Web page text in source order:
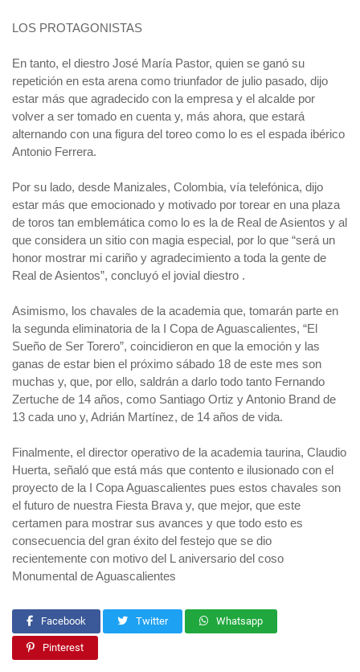
LOS PROTAGONISTAS
En tanto, el diestro José María Pastor, quien se ganó su
repetición en esta arena como triunfador de julio pasado, dijo
estar más que agradecido con la empresa y el alcalde por
volver a ser tomado en cuenta y, más ahora, que estará
alternando con una figura del toreo como lo es el espada ibérico
Antonio Ferrera.
Por su lado, desde Manizales, Colombia, vía telefónica, dijo
estar más que emocionado y motivado por torear en una plaza
de toros tan emblemática como lo es la de Real de Asientos y al
que considera un sitio con magia especial, por lo que “será un
honor mostrar mi cariño y agradecimiento a toda la gente de
Real de Asientos”, concluyó el jovial diestro .
Asimismo, los chavales de la academia que, tomarán parte en
la segunda eliminatoria de la I Copa de Aguascalientes, “El
Sueño de Ser Torero”, coincidieron en que la emoción y las
ganas de estar bien el próximo sábado 18 de este mes son
muchas y, que, por ello, saldrán a darlo todo tanto Fernando
Zertuche de 14 años, como Santiago Ortiz y Antonio Brand de
13 cada uno y, Adrián Martínez, de 14 años de vida.
Finalmente, el director operativo de la academia taurina, Claudio
Huerta, señaló que está más que contento e ilusionado con el
proyecto de la I Copa Aguascalientes pues estos chavales son
el futuro de nuestra Fiesta Brava y, que mejor, que este
certamen para mostrar sus avances y que todo esto es
consecuencia del gran éxito del festejo que se dio
recientemente con motivo del L aniversario del coso
Monumental de Aguascalientes
Facebook Twitter Whatsapp
Pinterest